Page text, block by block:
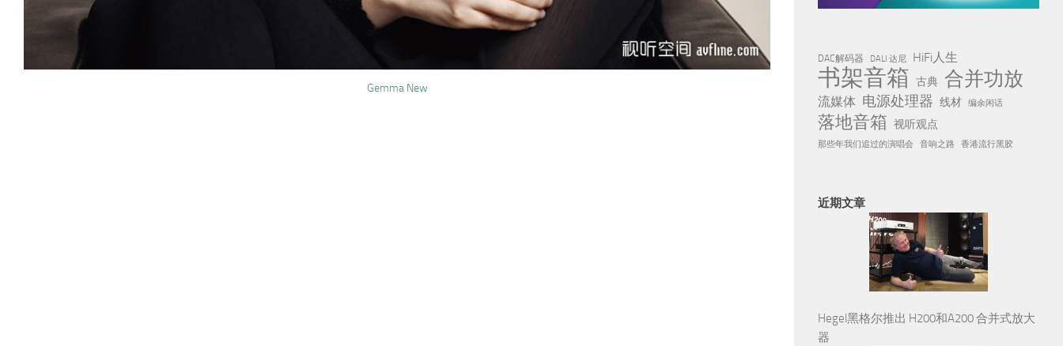
Gemma New
DAC解码器 DALI 达尼 HiFi人生
书架音箱 古典 合并功放
流媒体 电源处理器 线材 编余闲话
落地音箱 视听观点
那些年我们追过的演唱会 音响之路 香港流行黑胶
近期文章
Hegel黑格尔推出 H200和A200 合并式放大
器